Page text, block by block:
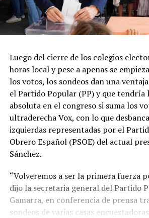
Luego del cierre de los colegios
horas local y pese a apenas se
los votos, los sondeos dan una
el Partido Popular (PP) y que tendría
absoluta en el congreso si suma los
ultraderecha Vox, con lo que
izquierdas representadas por el
Obrero Español (PSOE) del actual
Sánchez.
“Volveremos a ser la primera fuerza
dijo la secretaria general del Partido
Gamarra, en conferencia de prensa
sondeos de varias casas